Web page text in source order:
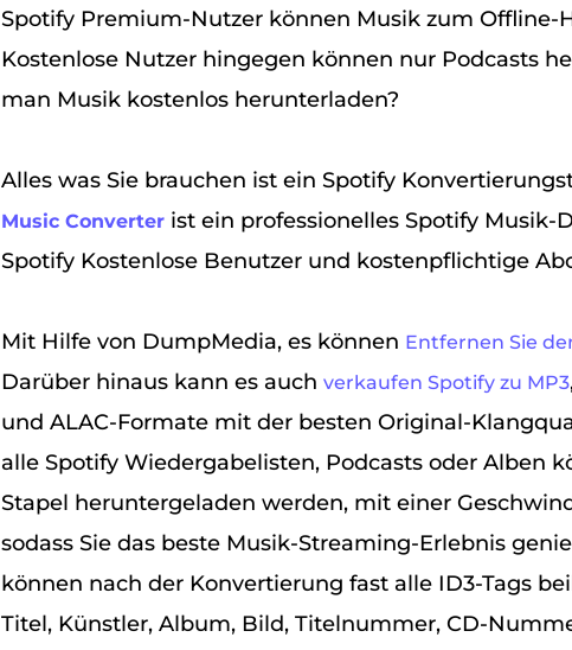
Spotify Premium-Nutzer können Musik zum Offline-
Kostenlose Nutzer hingegen können nur Podcasts
man Musik kostenlos herunterladen?
Alles was Sie brauchen ist ein Spotify
Music Converter ist ein professionelles Spotify Musik-
Spotify Kostenlose Benutzer und kostenpflichtige
Mit Hilfe von DumpMedia, es können Entfernen Sie
Darüber hinaus kann es auch verkaufen Spotify zu MP3
und ALAC-Formate mit der besten Original-
alle Spotify Wiedergabelisten, Podcasts oder Alben
Stapel heruntergeladen werden, mit einer
sodass Sie das beste Musik-Streaming-Erlebnis
können nach der Konvertierung fast alle ID3-Tags
Titel, Künstler, Album, Bild, Titelnummer, CD-